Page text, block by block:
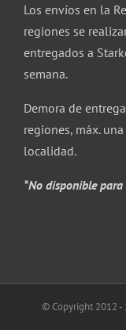
Los envíos en la
regiones se
entregados a
semana.
Demora de
regiones, máx.
localidad.
*No disponible
© Copyright 2012 -